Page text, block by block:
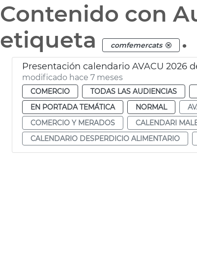
Contenido con
etiqueta
comfemercats .
Presentación calendario AVACU 2026
modificado hace 7 meses
COMERCIO TODAS LAS AUDIENCIAS
EN PORTADA TEMÁTICA
NORMAL
COMERCIO Y MERADOS
CALENDARI
CALENDARIO DESPERDICIO ALIMENTARIO